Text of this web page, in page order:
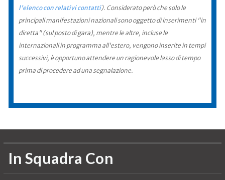
l'elenco con relativi contatti). Considerato però che solo le
principali manifestazioni nazionali sono oggetto di inserimenti "in
diretta" (sul posto di gara), mentre le altre, incluse le
internazionali in programma all'estero, vengono inserite in tempi
successivi, è opportuno attendere un ragionevole lasso di tempo
prima di procedere ad una segnalazione.
In Squadra Con